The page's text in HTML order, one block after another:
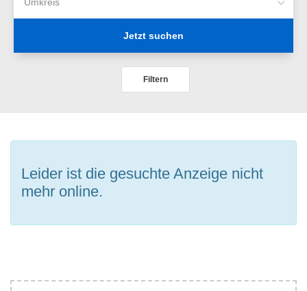
Jetzt suchen
Filtern
Leider ist die gesuchte Anzeige nicht
mehr online.